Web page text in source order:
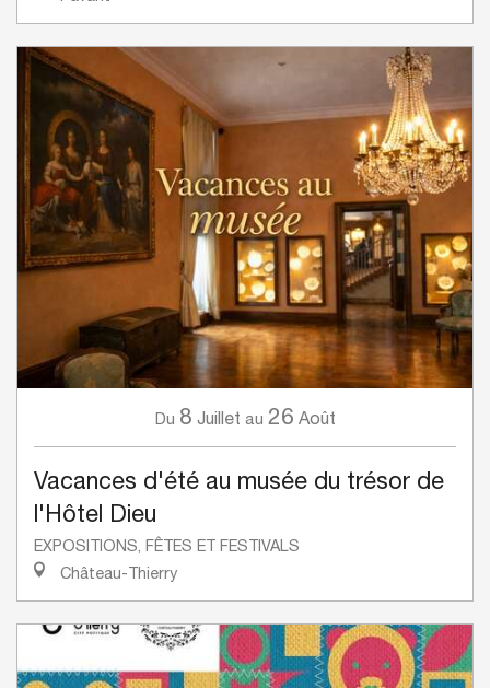
Du 8 Juillet au 26 Août
Vacances d'été au musée du trésor de
l'Hôtel Dieu
EXPOSITIONS, FÊTES ET FESTIVALS
Château-Thierry